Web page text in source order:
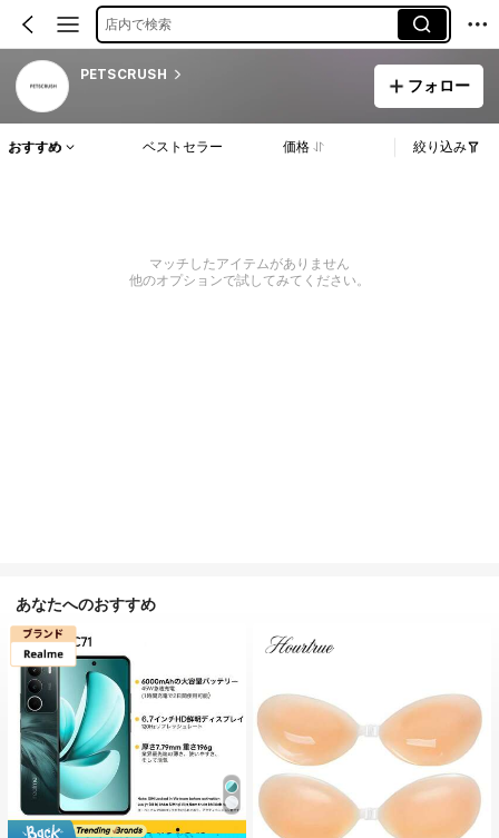
店内で検索
PETSCRUSH
フォロー
おすすめ ベストセラー 価格 絞り込み
マッチしたアイテムがありません
他のオプションで試してみてください。
あなたへのおすすめ